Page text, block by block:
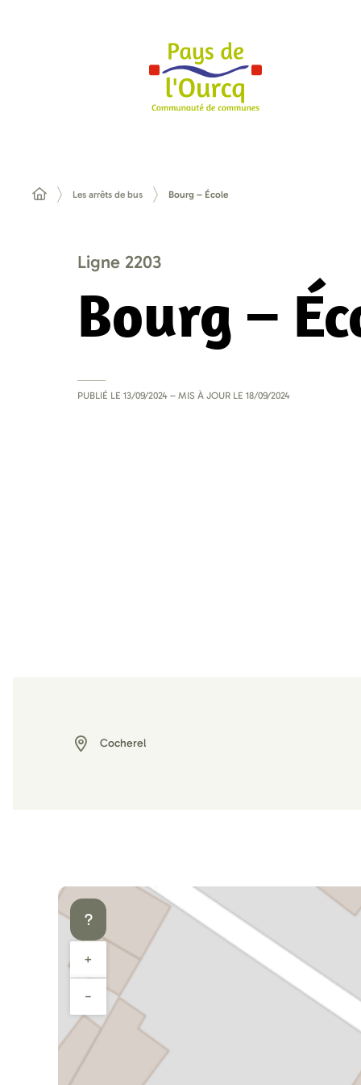
Les arrêts de bus Bourg – École
Ligne 2203
Bourg –
PUBLIÉ LE 13/09/2024 – MIS À JOUR LE 18/09/2024
Cocherel
+
−